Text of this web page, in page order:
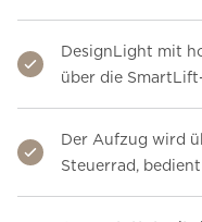
DesignLight mit
über die
Der Aufzug wird
Steuerrad, bedient